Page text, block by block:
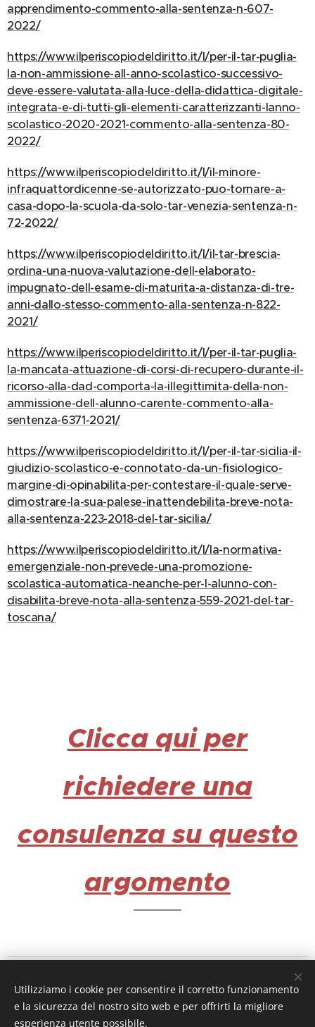
apprendimento-commento-alla-sentenza-n-607-
2022/
https://www.ilperiscopiodeldiritto.it/l/per-il-tar-puglia-
la-non-ammissione-all-anno-scolastico-successivo-
deve-essere-valutata-alla-luce-della-didattica-digitale-
integrata-e-di-tutti-gli-elementi-caratterizzanti-lanno-
scolastico-2020-2021-commento-alla-sentenza-80-
2022/
https://www.ilperiscopiodeldiritto.it/l/il-minore-
infraquattordicenne-se-autorizzato-puo-tornare-a-
casa-dopo-la-scuola-da-solo-tar-venezia-sentenza-n-
72-2022/
https://www.ilperiscopiodeldiritto.it/l/il-tar-brescia-
ordina-una-nuova-valutazione-dell-elaborato-
impugnato-dell-esame-di-maturita-a-distanza-di-tre-
anni-dallo-stesso-commento-alla-sentenza-n-822-
2021/
https://www.ilperiscopiodeldiritto.it/l/per-il-tar-puglia-
la-mancata-attuazione-di-corsi-di-recupero-durante-il-
ricorso-alla-dad-comporta-la-illegittimita-della-non-
ammissione-dell-alunno-carente-commento-alla-
sentenza-6371-2021/
https://www.ilperiscopiodeldiritto.it/l/per-il-tar-sicilia-il-
giudizio-scolastico-e-connotato-da-un-fisiologico-
margine-di-opinabilita-per-contestare-il-quale-serve-
dimostrare-la-sua-palese-inattendebilita-breve-nota-
alla-sentenza-223-2018-del-tar-sicilia/
https://www.ilperiscopiodeldiritto.it/l/la-normativa-
emergenziale-non-prevede-una-promozione-
scolastica-automatica-neanche-per-l-alunno-con-
disabilita-breve-nota-alla-sentenza-559-2021-del-tar-
toscana/
Clicca qui per
richiedere una
consulenza su questo
argomento
a cura dell'avv. MicheleAlfredo Chiariello
maililperiscopiodeldiritto@gmail.com
Utilizziamo i cookie per consentire il corretto funzionamento
e la sicurezza del nostro sito web e per offrirti la migliore
esperienza utente possibile.